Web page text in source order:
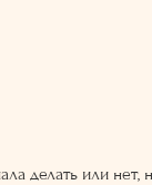
делать или нет,